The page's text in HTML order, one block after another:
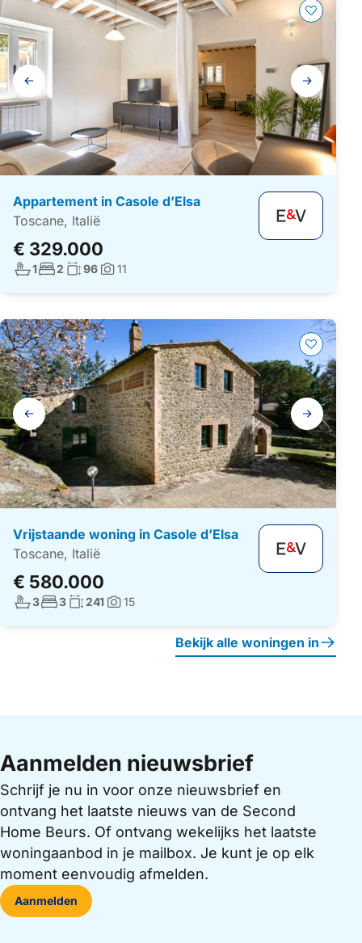
Galerij
navigatie
Appartement in Casole d’Elsa
Toscane, Italië
€ 329.000
Aantal badkamers:
1Aantal slaapkamers:
2 Woonoppervlakte:
96Foto's:
11
Galerij
navigatie
Vrijstaande woning in Casole d’Elsa
Toscane, Italië
€ 580.000
Aantal badkamers:
3Aantal slaapkamers:
3Woonoppervlakte:
241 Foto's:
15
Bekijk alle woningen in
Aanmelden nieuwsbrief
Schrijf je nu in voor onze nieuwsbrief en
ontvang het laatste nieuws van de Second
Home Beurs. Of ontvang wekelijks het laatste
woningaanbod in je mailbox. Je kunt je op elk
moment eenvoudig afmelden.
Aanmelden